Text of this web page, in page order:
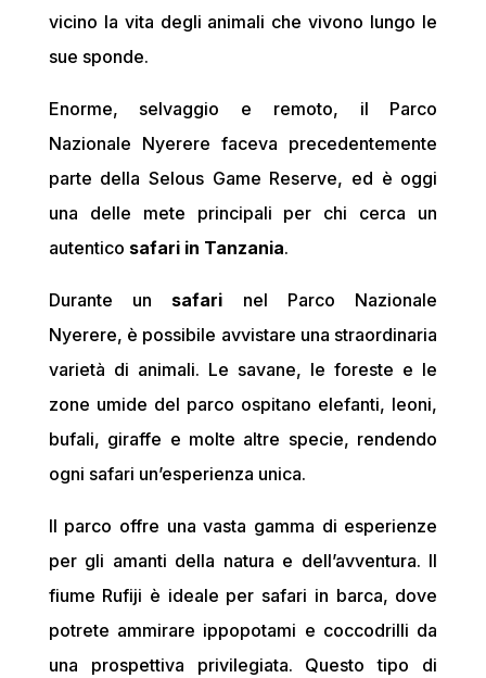
vicino la vita degli animali che vivono lungo le
sue sponde.
Enorme, selvaggio e remoto, il Parco
Nazionale Nyerere faceva precedentemente
parte della Selous Game Reserve, ed è oggi
una delle mete principali per chi cerca un
autentico safari in Tanzania.
Durante un safari nel Parco Nazionale
Nyerere, è possibile avvistare una straordinaria
varietà di animali. Le savane, le foreste e le
zone umide del parco ospitano elefanti, leoni,
bufali, giraffe e molte altre specie, rendendo
ogni safari un’esperienza unica.
Il parco offre una vasta gamma di esperienze
per gli amanti della natura e dell’avventura. Il
fiume Rufiji è ideale per safari in barca, dove
potrete ammirare ippopotami e coccodrilli da
una prospettiva privilegiata. Questo tipo di